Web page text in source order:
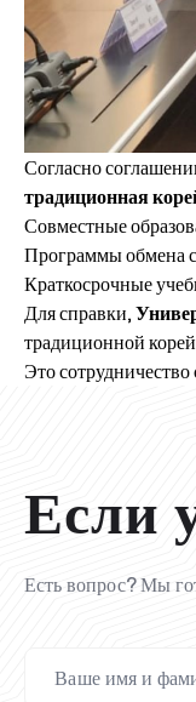
Согласно
традиционная
Совместные
Программы обмена
Краткосрочные
Для справки,
традиционной
Это
Если
Есть вопрос? Мы